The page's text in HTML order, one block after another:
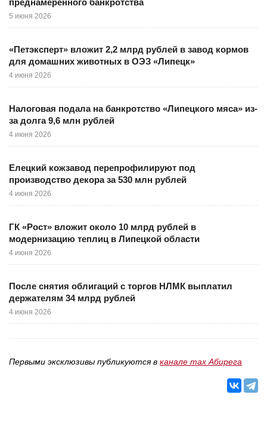
преднамеренного банкротства
5 июня 2026
«Петэксперт» вложит 2,2 млрд рублей в завод кормов
для домашних животных в ОЭЗ «Липецк»
4 июня 2026
Налоговая подала на банкротство «Липецкого мяса» из-
за долга 9,6 млн рублей
4 июня 2026
Елецкий кожзавод перепрофилируют под
производство декора за 530 млн рублей
4 июня 2026
ГК «Рост» вложит около 10 млрд рублей в
модернизацию теплиц в Липецкой области
4 июня 2026
После снятия облигаций с торгов НЛМК выплатил
держателям 34 млрд рублей
4 июня 2026
Первыми эксклюзивы публикуются в канале max Абирега